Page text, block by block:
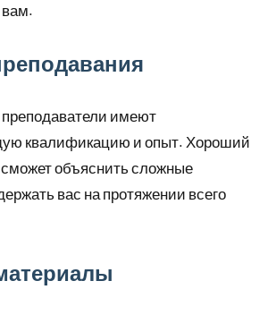
вам.
имеют
квалификацию и опыт. Хороший
объяснить сложные
вас на протяжении всего